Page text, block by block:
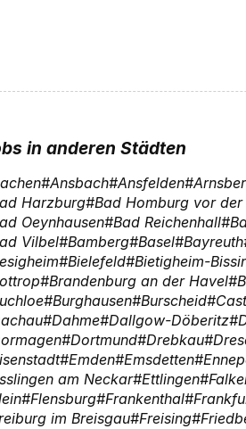
in anderen Städten
Ansbach Ansfelden
Harzburg Bad Homburg vor der
Oeynhausen Bad Reichenhall
Vilbel Bamberg Basel Bayreuth
Bielefeld Bietigheim-
Brandenburg an der Havel
Burghausen Burscheid
Dahme Dallgow-Döberitz
Dortmund Drebkau
Emden Emsdetten
am Neckar Ettlingen
Flensburg Frankenthal
im Breisgau Freising